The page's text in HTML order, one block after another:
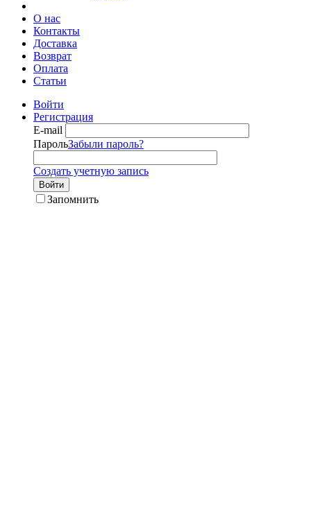
О нас
Контакты
Доставка
Возврат
Оплата
Статьи
Войти
Регистрация
E-mail
ПарольЗабыли пароль?
Создать учетную запись
Войти
Запомнить